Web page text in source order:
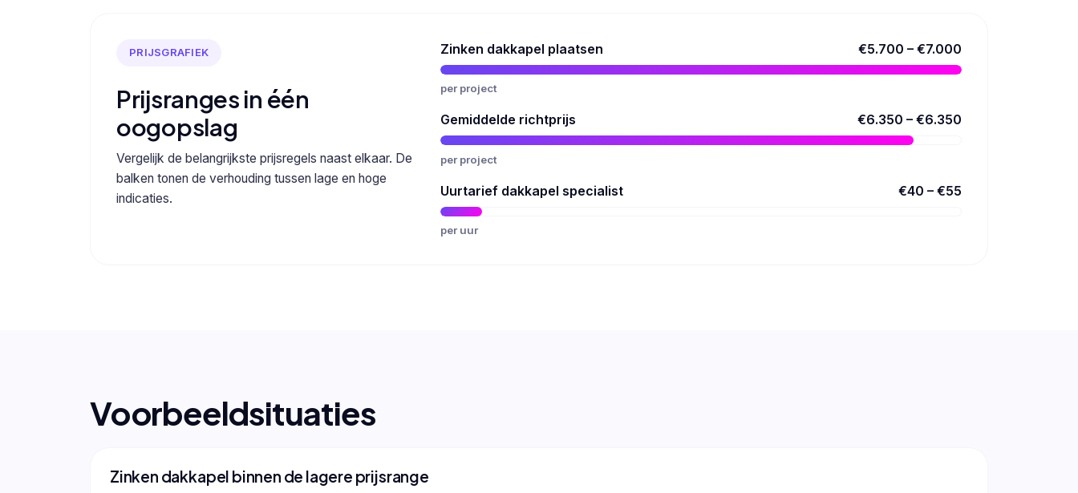
PRIJSGRAFIEK
Prijsranges in één
oogopslag
Vergelijk de belangrijkste prijsregels naast elkaar. De
balken tonen de verhouding tussen lage en hoge
indicaties.
Zinken dakkapel plaatsen €5.700 – €7.000
per project
Gemiddelde richtprijs €6.350 – €6.350
per project
Uurtarief dakkapel specialist €40 – €55
per uur
Voorbeeldsituaties
Zinken dakkapel binnen de lagere prijsrange